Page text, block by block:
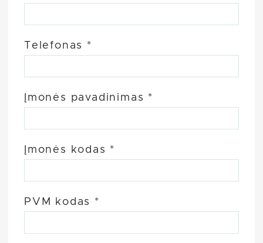
Telefonas *
Įmonės pavadinimas *
Įmonės kodas *
PVM kodas *